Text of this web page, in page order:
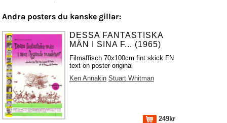
Andra posters du kanske gillar:
DESSA FANTASTISKA
MÄN I SINA F... (1965)
Filmaffisch 70x100cm fint skick FN
text on poster original
Ken Annakin Stuart Whitman
249kr